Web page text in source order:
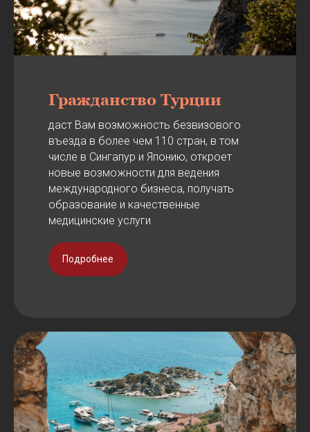
Гражданство Турции
даст Вам возможность безвизового
въезда в более чем 110 стран, в том
числе в Сингапур и Японию, откроет
новые возможности для ведения
международного бизнеса, получать
образование и качественные
медицинские услуги.
Подробнее